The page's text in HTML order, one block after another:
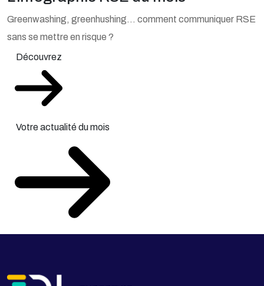
Greenwashing, greenhushing… comment communiquer RSE
sans se mettre en risque ?
Découvrez
Votre actualité du mois